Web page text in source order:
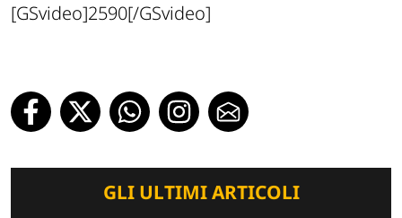
[GSvideo]2590[/GSvideo]
GLI ULTIMI ARTICOLI